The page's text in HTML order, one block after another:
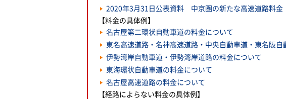
2020年3月31日公表資料 中京圏の新たな高速道路料金
【料金の具体例】
名古屋第二環状自動車道の料金について
東名高速道路・名神高速道路・中央自動車道・東名阪
伊勢湾岸自動車道・伊勢湾岸道路の料金について
東海環状自動車道の料金について
名古屋高速道路の料金について
【経路によらない料金の具体例】